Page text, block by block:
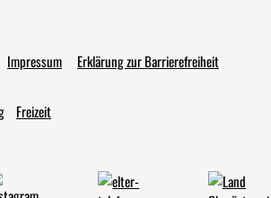
Impressum Erklärung zur Barrierefreiheit
Freizeit